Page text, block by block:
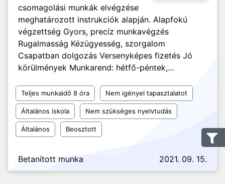
csomagolási munkák elvégzése
meghatározott instrukciók alapján. Alapfokú
végzettség Gyors, precíz munkavégzés
Rugalmasság Kézügyesség, szorgalom
Csapatban dolgozás Versenyképes fizetés Jó
körülmények Munkarend: hétfő-péntek,...
Teljes munkaidő 8 óra Nem igényel tapasztalatot
Általános iskola Nem szükséges nyelvtudás
Általános Beosztott
Betanított munka 2021. 09. 15.